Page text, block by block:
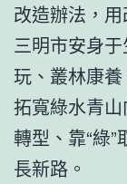
改造辦法，
三明市安身
玩、叢林康
拓寬綠水青
轉型、靠“綠”
長新路。